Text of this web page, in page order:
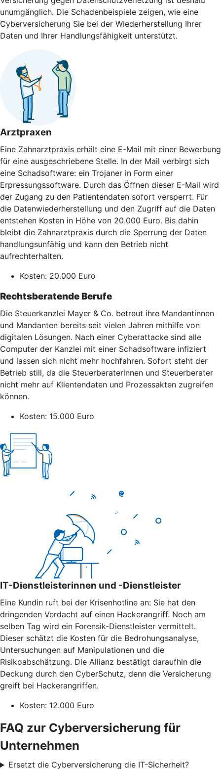
unumgänglich. Die Schaden­beispiele zeigen, wie eine
Cyberversicherung Sie bei der Wieder­herstellung Ihrer
Daten und Ihrer Handlungs­fähigkeit unterstützt.
Arztpraxen
Eine Zahnarztpraxis erhält eine E-Mail mit einer Bewerbung
für eine ausgeschriebene Stelle. In der Mail verbirgt sich
eine Schadsoftware: ein Trojaner in Form einer
Erpressungssoftware. Durch das Öffnen dieser E-Mail wird
der Zugang zu den Patientendaten sofort versperrt. Für
die Datenwiederherstellung und den Zugriff auf die Daten
entstehen Kosten in Höhe von 20.000 Euro. Bis dahin
bleibt die Zahnarztpraxis durch die Sperrung der Daten
handlungsunfähig und kann den Betrieb nicht
aufrechterhalten.
Kosten: 20.000 Euro
Rechtsberatende Berufe
Die Steuerkanzlei Mayer & Co. betreut ihre Mandantinnen
und Mandanten bereits seit vielen Jahren mithilfe von
digitalen Lösungen. Nach einer Cyberattacke sind alle
Computer der Kanzlei mit einer Schadsoftware infiziert
und lassen sich nicht mehr hochfahren. Sofort steht der
Betrieb still, da die Steuerberaterinnen und Steuerberater
nicht mehr auf Klientendaten und Prozessakten zugreifen
können.
Kosten: 15.000 Euro
IT-Dienstleisterinnen und -Dienstleister
Eine Kundin ruft bei der Krisenhotline an: Sie hat den
dringenden Verdacht auf einen Hackerangriff. Noch am
selben Tag wird ein Forensik-Dienstleister vermittelt.
Dieser schätzt die Kosten für die Bedrohungsanalyse,
Untersuchungen auf Manipulationen und die
Risikoabschätzung. Die Allianz bestätigt daraufhin die
Deckung durch den CyberSchutz, denn die Versicherung
greift bei Hackerangriffen.
Kosten: 12.000 Euro
FAQ zur Cyberversicherung für
Unternehmen
Ersetzt die Cyberversicherung die IT-Sicherheit?